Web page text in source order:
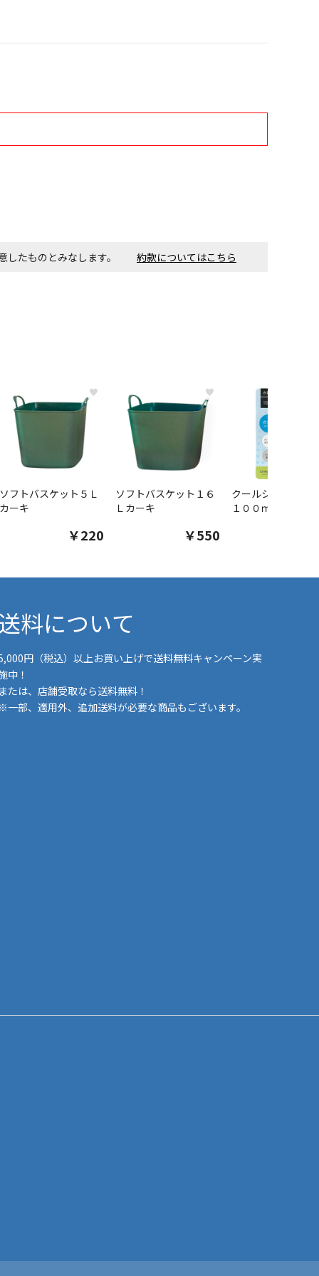
。金額・施工日はお打ち合わせの上、決定となります。
意したものとみなします。 約款についてはこちら
♥
ソフトバスケット５Ｌ
カーキ
￥220
♥
ソフトバスケット１６
Ｌカーキ
￥550
クールシャツスプ
１００ｍｌ
料について
円（税込）以上お買い上げで送料無料キャンペーン実
中！
または、店舗受取なら送料無料！
※一部、適用外、追加送料が必要な商品もございます。